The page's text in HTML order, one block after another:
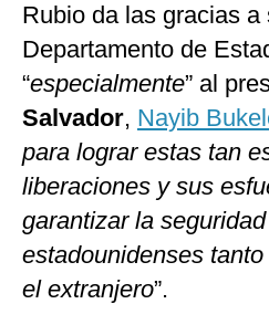
Rubio da las gracias a
Departamento de
“especialmente” al
Salvador, Nayib
para lograr estas tan
liberaciones y sus
garantizar la
estadounidenses
el extranjero”.